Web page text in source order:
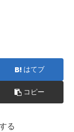
はてブ
コピー
る